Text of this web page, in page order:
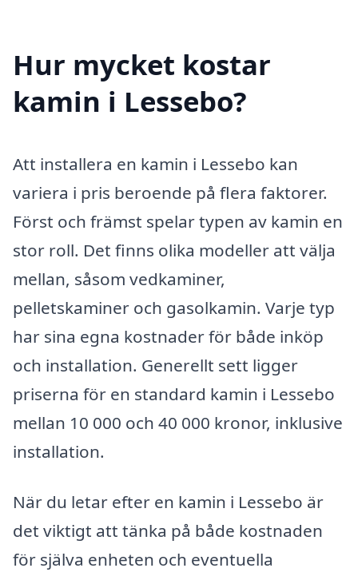
Hur mycket kostar
kamin i Lessebo?
Att installera en kamin i Lessebo kan
variera i pris beroende på flera faktorer.
Först och främst spelar typen av kamin en
stor roll. Det finns olika modeller att välja
mellan, såsom vedkaminer,
pelletskaminer och gasolkamin. Varje typ
har sina egna kostnader för både inköp
och installation. Generellt sett ligger
priserna för en standard kamin i Lessebo
mellan 10 000 och 40 000 kronor, inklusive
installation.
När du letar efter en kamin i Lessebo är
det viktigt att tänka på både kostnaden
för själva enheten och eventuella